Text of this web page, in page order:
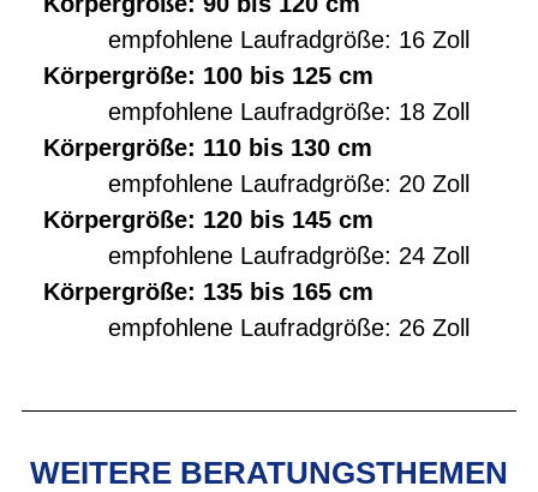
empfohlene Laufradgröße: 16 Zoll
Körpergröße: 100 bis 125 cm
empfohlene Laufradgröße: 18 Zoll
Körpergröße: 110 bis 130 cm
empfohlene Laufradgröße: 20 Zoll
Körpergröße: 120 bis 145 cm
empfohlene Laufradgröße: 24 Zoll
Körpergröße: 135 bis 165 cm
empfohlene Laufradgröße: 26 Zoll
WEITERE BERATUNGSTHEMEN